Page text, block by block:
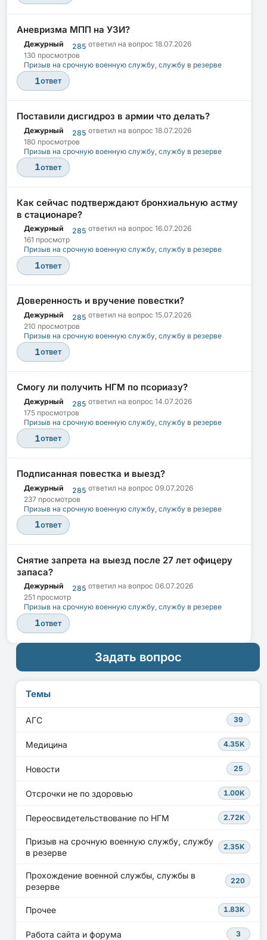
Аневризма МПП на УЗИ?
Дежурный 285 ответил на вопрос 18.07.2026
130 просмотров
Призыв на срочную военную службу, службу в резерве
1ответ
Поставили дисгидроз в армии что делать?
Дежурный 285 ответил на вопрос 18.07.2026
180 просмотров
Призыв на срочную военную службу, службу в резерве
1ответ
Как сейчас подтверждают бронхиальную астму
в стационаре?
Дежурный 285 ответил на вопрос 16.07.2026
161 просмотр
Призыв на срочную военную службу, службу в резерве
1ответ
Доверенность и вручение повестки?
Дежурный 285 ответил на вопрос 15.07.2026
210 просмотров
Призыв на срочную военную службу, службу в резерве
1ответ
Смогу ли получить НГМ по псориазу?
Дежурный 285 ответил на вопрос 14.07.2026
175 просмотров
Призыв на срочную военную службу, службу в резерве
1ответ
Подписанная повестка и выезд?
Дежурный 285 ответил на вопрос 09.07.2026
237 просмотров
Призыв на срочную военную службу, службу в резерве
1ответ
Снятие запрета на выезд после 27 лет офицеру
запаса?
Дежурный 285 ответил на вопрос 06.07.2026
251 просмотр
Призыв на срочную военную службу, службу в резерве
1ответ
Задать вопрос
Темы
АГС 39
Медицина 4.35K
Новости 25
Отсрочки не по здоровью 1.00K
Переосвидетельствование по НГМ 2.72K
Призыв на срочную военную службу, службу
в резерве
2.35K
Прохождение военной службы, службы в
резерве
220
Прочее 1.83K
Работа сайта и форума 3